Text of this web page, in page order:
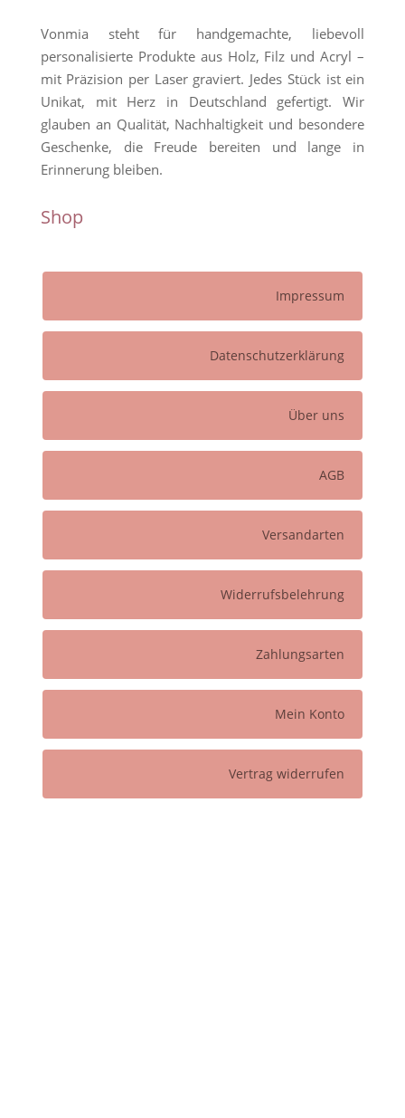
Vonmia steht für handgemachte, liebevoll
personalisierte Produkte aus Holz, Filz und Acryl –
mit Präzision per Laser graviert. Jedes Stück ist ein
Unikat, mit Herz in Deutschland gefertigt. Wir
glauben an Qualität, Nachhaltigkeit und besondere
Geschenke, die Freude bereiten und lange in
Erinnerung bleiben.
Shop
Impressum
Datenschutzerklärung
Über uns
AGB
Versandarten
Widerrufsbelehrung
Zahlungsarten
Mein Konto
Vertrag widerrufen